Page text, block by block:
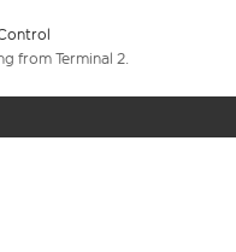
from Terminal 2.